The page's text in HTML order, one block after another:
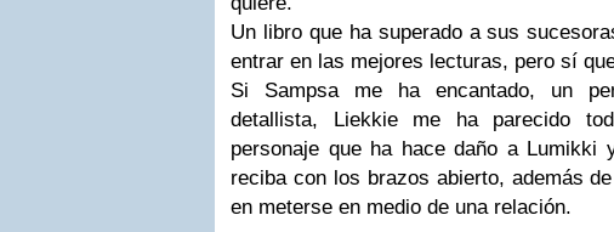
Un libro que ha superado a sus
entrar en las mejores lecturas, pero sí
Si Sampsa me ha encantado, un
detallista, Liekkie me ha parecido
personaje que ha hace daño a Lumikki
reciba con los brazos abierto, además
en meterse en medio de una relación.